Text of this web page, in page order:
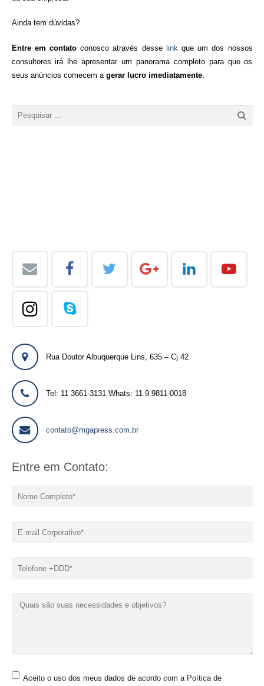
Ainda tem dúvidas?
Entre em contatoconosco através desse link que um dos nossos
consultores irá lhe apresentar um panorama completo para que os
seus anúncios comecem a gerar lucro imediatamente.
Rua Doutor Albuquerque Lins, 635 – Cj 42
Tel: 11 3661-3131 Whats: 11 9.9811-0018
contato@mgapress.com.br
Entre em Contato:
Aceito o uso dos meus dados de acordo com a Poítica de